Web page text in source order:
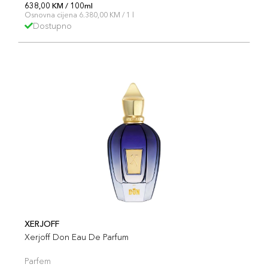
638,00 KM / 100ml
Osnovna cijena 6.380,00 KM / 1 l
Dostupno
XERJOFF
Xerjoff Don Eau De Parfum
Parfem